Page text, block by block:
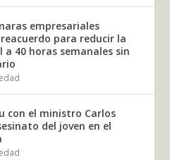
empresariales
para reducir la
40 horas semanales sin
con el ministro Carlos
del joven en el